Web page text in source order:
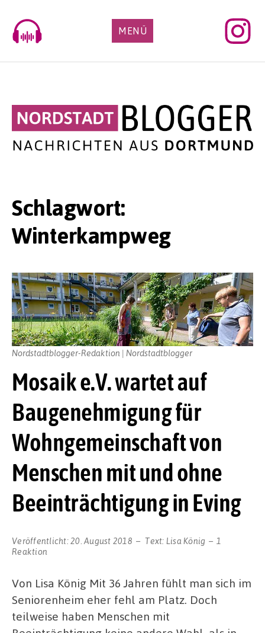
content
MENÜ
Schlagwort:
Winterkampweg
Mosaik e.V. wartet auf
Baugenehmigung für
Wohngemeinschaft von
Menschen mit und ohne
Beeinträchtigung in Eving
Veröffentlicht:20. August 2018 Text: Lisa König
1
Reaktion
Nordstadtblogger-Redaktion | Nordstadtblogger
Von Lisa König Mit 36 Jahren fühlt man sich im
Seniorenheim eher fehl am Platz. Doch
teilweise haben Menschen mit